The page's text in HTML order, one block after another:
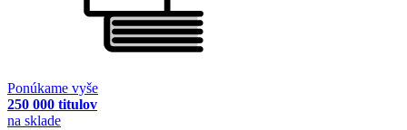
Ponúkame vyše
250 000 titulov
na sklade